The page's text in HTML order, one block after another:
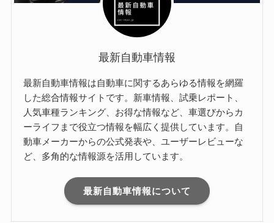
最新自動車情報
最新自動車情報は自動車に関するあらゆる情報を網羅
した総合情報サイトです。新車情報、試乗レポート、
人気車種ランキング、お得な情報など、車選びからカ
ーライフまで役立つ情報を幅広く提供しています。自
動車メーカーからの公式発表や、ユーザーレビューな
ど、多角的な情報源を活用しています。
最新自動車情報について